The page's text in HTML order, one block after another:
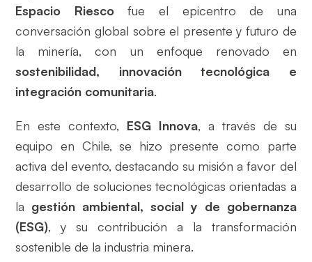
Espacio Riescofue el epicentro de una
conversación global sobre el presente y futuro de
la minería, con un enfoque renovado en
sostenibilidad, innovación tecnológica e
integración comunitaria.
En este contexto, ESG Innova, a través de su
equipo en Chile, se hizo presente como parte
activa del evento, destacando su misión a favor del
desarrollo de soluciones tecnológicas orientadas a
la gestión ambiental, social y de gobernanza
(ESG), y su contribución a la transformación
sostenible de la industria minera.